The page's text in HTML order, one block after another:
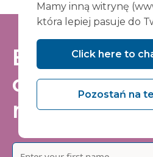
Bądź na
dołącz do
mailingowej
Mamy inną witrynę
która lepiej pasuje do
Click here to
Pozostań na